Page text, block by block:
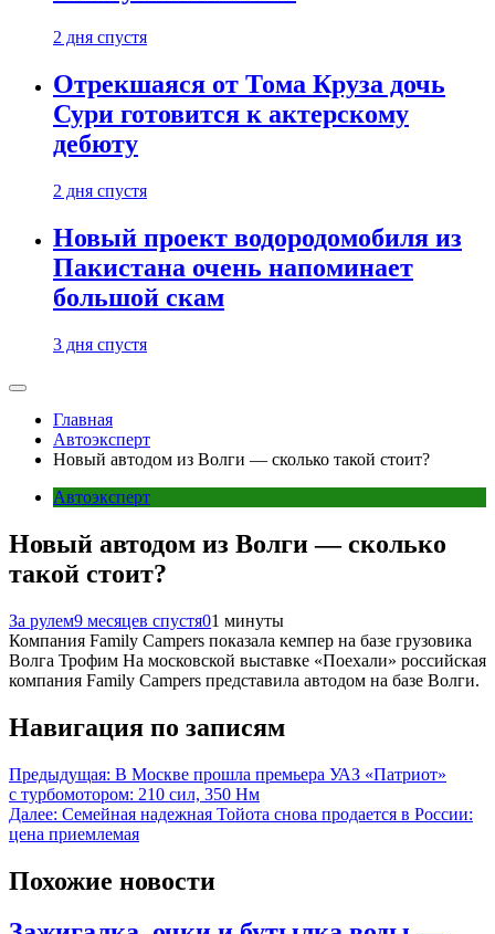
2 дня спустя
Отрекшаяся от Тома Круза дочь
Сури готовится к актерскому
дебюту
2 дня спустя
Новый проект водородомобиля из
Пакистана очень напоминает
большой скам
3 дня спустя
Главная
Автоэксперт
Новый автодом из Волги — сколько такой стоит?
Автоэксперт
Новый автодом из Волги — сколько
такой стоит?
За рулем9 месяцев спустя01 минуты
Компания Family Campers показала кемпер на базе грузовика
Волга Трофим На московской выставке «Поехали» российская
компания Family Campers представила автодом на базе Волги.
Навигация по записям
Предыдущая: В Москве прошла премьера УАЗ «Патриот»
с турбомотором: 210 сил, 350 Нм
Далее: Семейная надежная Тойота снова продается в России:
цена приемлемая
Похожие новости